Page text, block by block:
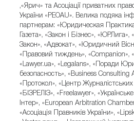
,«Ярич» та Асоціації приватних
України «PEOAU». Велика подяка
партнерам: «Юридическая
Газета», «Закон і Бізнес»,
Закон», «Адвокат», «Юридичний
«Правовий тиждень», «Companion»,
«Lawyer.ua», «Legalans», «Поради
безопасность», «Business Consulting
«Протокол», «Центр Журналістських
«БІЗРЕЛІЗ», «Freelawyer»,
Інтер», «European Arbitration
«Асоціація Правників України»,